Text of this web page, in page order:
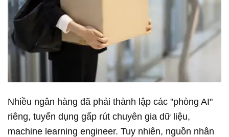
Nhiều ngân hàng đã phải thành lập các "phòng AI"
riêng, tuyển dụng gấp rút chuyên gia dữ liệu,
machine learning engineer. Tuy nhiên, nguồn nhân